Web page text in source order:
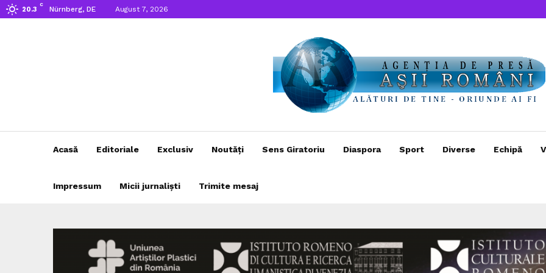
20.3
C
Nürnberg, DE August 7, 2026
Acasă Editoriale Exclusiv Noutăți Sens Giratoriu Diaspora Sport Diverse Echipă
Impressum Micii jurnaliști Trimite mesaj